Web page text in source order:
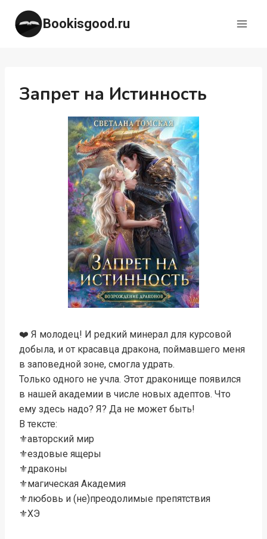
Перейти
содержимому
Bookisgood.ru
Запрет на Истинность
❤️ Я молодец! И редкий минерал для курсовой
добыла, и от красавца дракона, поймавшего меня
в заповедной зоне, смогла удрать.
Только одного не учла. Этот драконище появился
в нашей академии в числе новых адептов. Что
ему здесь надо? Я? Да не может быть!
В тексте:
⚜️авторский мир
⚜️ездовые ящеры
⚜️драконы
⚜️магическая Академия
⚜️любовь и (не)преодолимые препятствия
⚜️ХЭ